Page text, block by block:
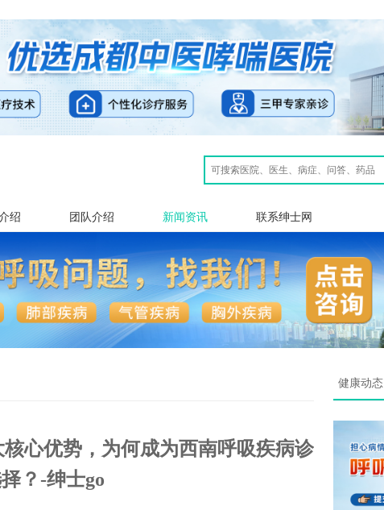
绍 团队介绍 新闻资讯 联系绅士网
心优势，为何成为西南呼吸疾病诊
？-绅士go
健康动态